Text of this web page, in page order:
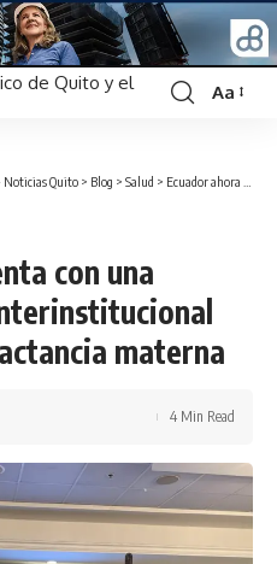
Font
Aa
Noticias Quito > Blog > Salud > Ecuador ahora cuenta con una comisión técnica interinstitucional para fomentar la lactancia materna
con una
materna
4 Min Read